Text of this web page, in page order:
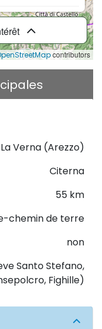
contributors
La Verna (Arezzo)
Citerna
55 km
chemin de terre
non
Santo Stefano,
Fighille)